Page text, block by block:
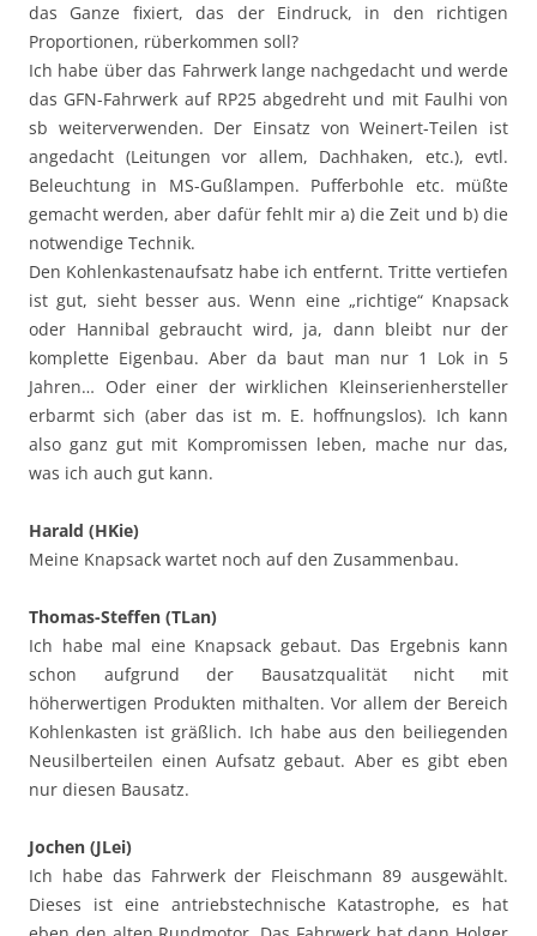
das Ganze fixiert, das der Eindruck, in den richtigen
Proportionen, rüberkommen soll?
Ich habe über das Fahrwerk lange nachgedacht und werde
das GFN-Fahrwerk auf RP25 abgedreht und mit Faulhi von
sb weiterverwenden. Der Einsatz von Weinert-Teilen ist
angedacht (Leitungen vor allem, Dachhaken, etc.), evtl.
Beleuchtung in MS-Gußlampen. Pufferbohle etc. müßte
gemacht werden, aber dafür fehlt mir a) die Zeit und b) die
notwendige Technik.
Den Kohlenkastenaufsatz habe ich entfernt. Tritte vertiefen
ist gut, sieht besser aus. Wenn eine „richtige“ Knapsack
oder Hannibal gebraucht wird, ja, dann bleibt nur der
komplette Eigenbau. Aber da baut man nur 1 Lok in 5
Jahren… Oder einer der wirklichen Kleinserienhersteller
erbarmt sich (aber das ist m. E. hoffnungslos). Ich kann
also ganz gut mit Kompromissen leben, mache nur das,
was ich auch gut kann.
Harald (HKie)
Meine Knapsack wartet noch auf den Zusammenbau.
Thomas-Steffen (TLan)
Ich habe mal eine Knapsack gebaut. Das Ergebnis kann
schon aufgrund der Bausatzqualität nicht mit
höherwertigen Produkten mithalten. Vor allem der Bereich
Kohlenkasten ist gräßlich. Ich habe aus den beiliegenden
Neusilberteilen einen Aufsatz gebaut. Aber es gibt eben
nur diesen Bausatz.
Jochen (JLei)
Ich habe das Fahrwerk der Fleischmann 89 ausgewählt.
Dieses ist eine antriebstechnische Katastrophe, es hat